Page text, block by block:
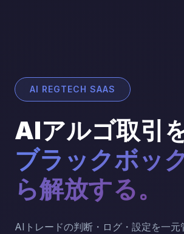
AI REGTECH SAAS
AIアルゴ取引を
ブラックボッ
ら解放する。
AIトレードの判断・ログ・設定を一元